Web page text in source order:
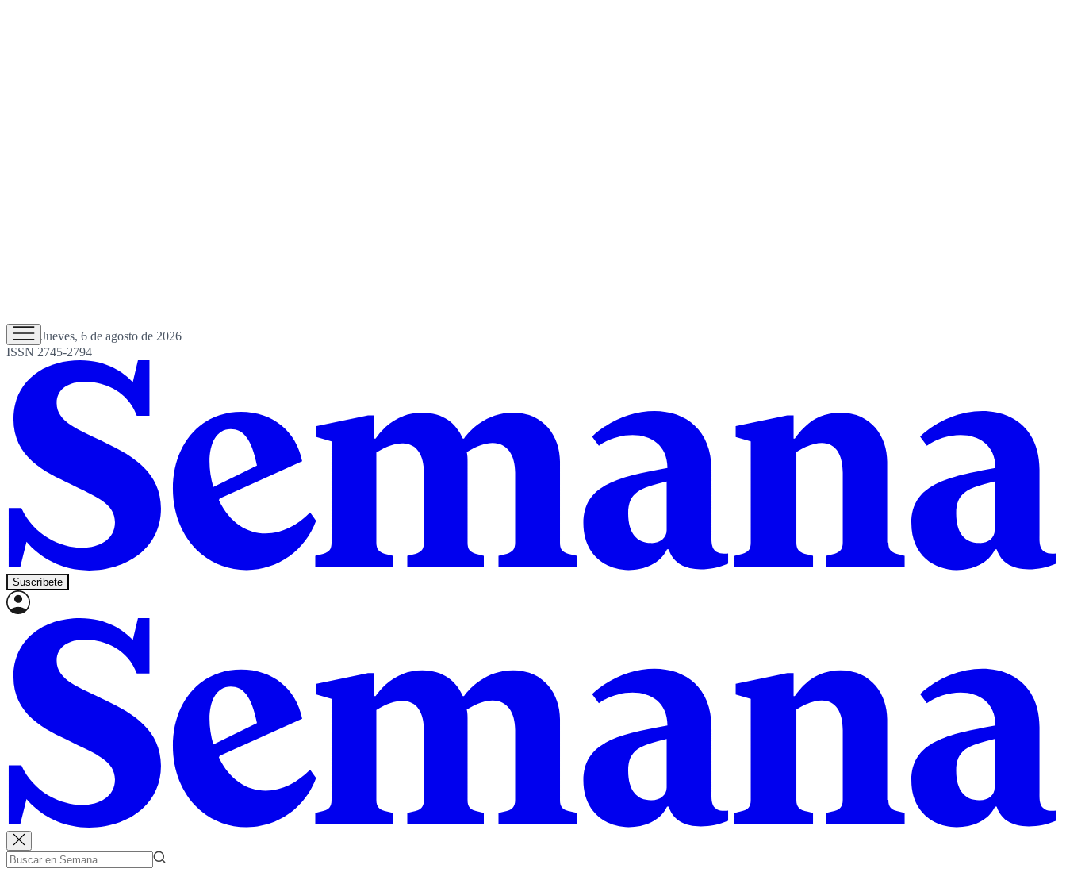
Jueves, 6 de agosto de 2026
ISSN 2745-2794
Suscríbete